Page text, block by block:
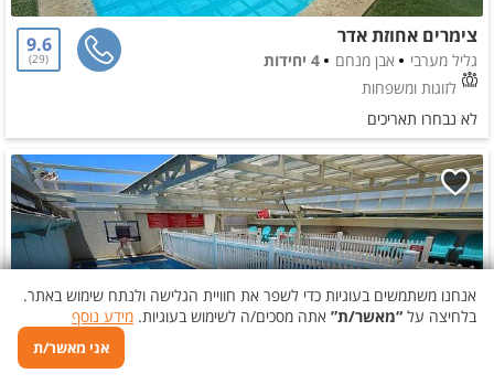
אנחנו משתמשים בעוגיות כדי לשפר את חוויית הגלישה ולנתח שימוש באתר.
בלחיצה על “מאשר/ת” אתה מסכים/ה לשימוש בעוגיות. מידע נוסף
אני מאשר/ת
צימרים אחוזת אדר
גליל מערבי אבן מנחם
4 יחידות
לזוגות ומשפחות
9.6
29
לא נבחרו תאריכים